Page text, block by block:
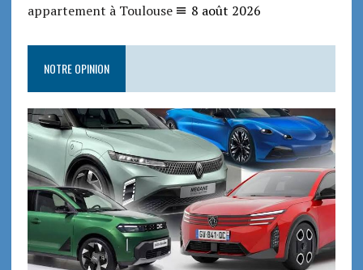
appartement à Toulouse
8 août 2026
NOTRE OPINION